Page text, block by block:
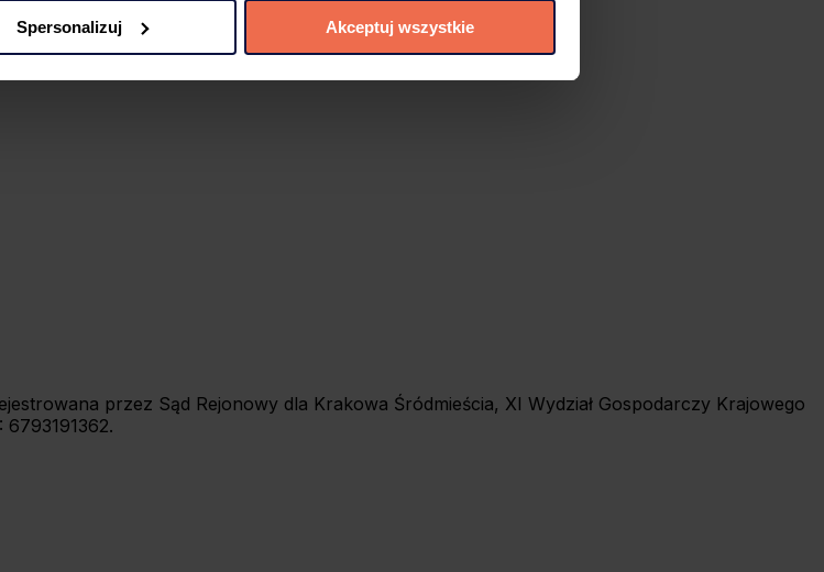
Spersonalizuj Akceptuj wszystkie
przez Sąd Rejonowy dla Krakowa Śródmieścia, XI Wydział Gospodarczy Krajowego
6793191362.